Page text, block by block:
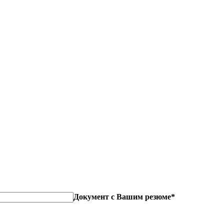
Документ с Вашим резюме*